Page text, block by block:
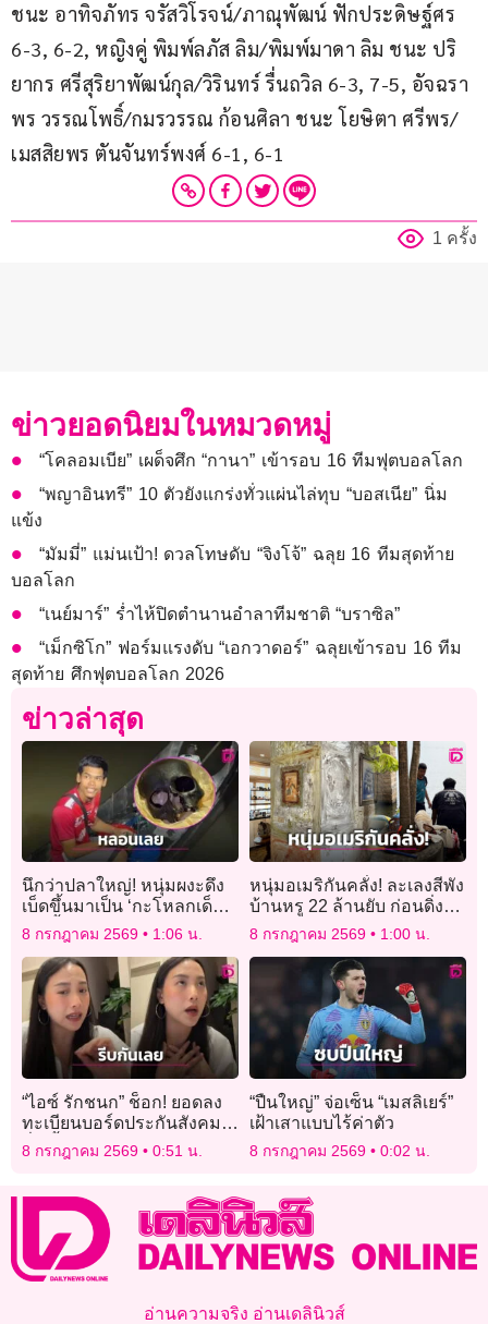
ชนะ อาทิจภัทร จรัสวิโรจน์/ภาณุพัฒน์ ฟักประดิษฐ์ศร
6-3, 6-2, หญิงคู่ พิมพ์ลภัส ลิม/พิมพ์มาดา ลิม ชนะ ปริ
ยากร ศรีสุริยาพัฒน์กุล/วิรินทร์ รื่นถวิล 6-3, 7-5, อัจฉรา
พร วรรณโพธิ์/กมรวรรณ ก้อนศิลา ชนะ โยษิตา ศรีพร/
เมสสิยพร ตันจันทร์พงศ์ 6-1, 6-1
1 ครั้ง
ข่าวยอดนิยมในหมวดหมู่
“โคลอมเบีย” เผด็จศึก “กานา” เข้ารอบ 16 ทีมฟุตบอลโลก
“พญาอินทรี” 10 ตัวยังแกร่งทั่วแผ่นไล่ทุบ “บอสเนีย” นิ่ม
แข้ง
“มัมมี่” แม่นเป้า! ดวลโทษดับ “จิงโจ้” ฉลุย 16 ทีมสุดท้าย
บอลโลก
“เนย์มาร์” ร่ำไห้ปิดตำนานอำลาทีมชาติ “บราซิล”
“เม็กซิโก” ฟอร์มแรงดับ “เอกวาดอร์” ฉลุยเข้ารอบ 16 ทีม
สุดท้าย ศึกฟุตบอลโลก 2026
ข่าวล่าสุด
นึกว่าปลาใหญ่! หนุ่มผงะดึง
เบ็ดขึ้นมาเป็น ‘กะโหลกเด็ก’
ดับเฮี้ยนนับปีหน้าวัดคืน
วันพระ
8 กรกฎาคม 2569 1:06 น.
หนุ่มอเมริกันคลั่ง! ละเลงสีพัง
บ้านหรู 22 ล้านยับ ก่อนดิ่ง
ทะเลสาบจมดับต่อหน้าเจ้า
หน้าที่!
8 กรกฎาคม 2569 1:00 น.
“ไอซ์ รักชนก” ช็อก! ยอดลง
ทะเบียนบอร์ดประกันสังคม
ต่ำเตี้ย น้อยกว่ายอดไลก์คลิป
ที่นอนสีชมพู!
8 กรกฎาคม 2569 0:51 น.
“ปืนใหญ่” จ่อเซ็น “เมสลิเยร์”
เฝ้าเสาแบบไร้ค่าตัว
8 กรกฎาคม 2569 0:02 น.
อ่านความจริง อ่านเดลินิวส์